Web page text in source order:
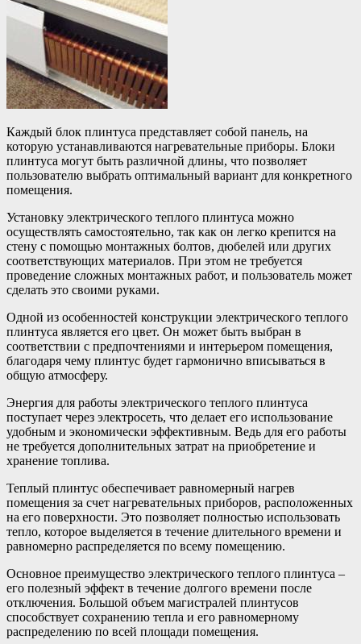
Каждый блок плинтуса представляет собой панель, на
которую устанавливаются нагревательные приборы. Блоки
плинтуса могут быть различной длины, что позволяет
пользователю выбрать оптимальный вариант для конкретного
помещения.
Установку электрического теплого плинтуса можно
осуществлять самостоятельно, так как он легко крепится на
стену с помощью монтажных болтов, дюбелей или других
соответствующих материалов. При этом не требуется
проведение сложных монтажных работ, и пользователь может
сделать это своими руками.
Одной из особенностей конструкции электрического теплого
плинтуса является его цвет. Он может быть выбран в
соответствии с предпочтениями и интерьером помещения,
благодаря чему плинтус будет гармонично вписываться в
общую атмосферу.
Энергия для работы электрического теплого плинтуса
поступает через электросеть, что делает его использование
удобным и экономически эффективным. Ведь для его работы
не требуется дополнительных затрат на приобретение и
хранение топлива.
Теплый плинтус обеспечивает равномерный нагрев
помещения за счет нагревательных приборов, расположенных
на его поверхности. Это позволяет полностью использовать
тепло, которое выделяется в течение длительного времени и
равномерно распределяется по всему помещению.
Основное преимущество электрического теплого плинтуса –
его полезный эффект в течение долгого времени после
отключения. Большой объем магистралей плинтусов
способствует сохранению тепла и его равномерному
распределению по всей площади помещения.